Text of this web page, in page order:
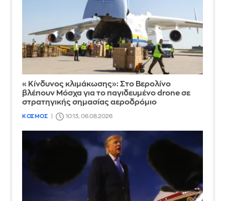
«Κίνδυνος κλιμάκωσης»: Στο Βερολίνο
βλέπουν Μόσχα για το παγιδευμένο drone σε
στρατηγικής σημασίας αεροδρόμιο
ΚΟΣΜΟΣ 10:13, 06.08.2026